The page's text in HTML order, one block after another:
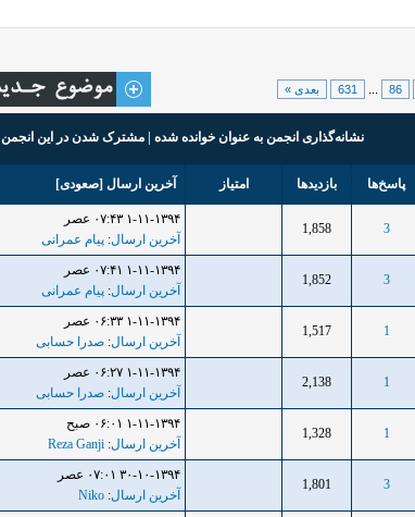
86
631 بعدی »
نشانه‌گذاری انجمن به عنوان خوانده شده مشترک شدن در این انجمن
پاسخ‌ها بازدید‌ها امتیاز آخرین ارسال [صعودی]
3
1,858
۱-۱۱-۱۳۹۴ ۰۷:۴۳ عصر
آخرین ارسال: پیام عمرانی
3
1,852
۱-۱۱-۱۳۹۴ ۰۷:۴۱ عصر
آخرین ارسال: پیام عمرانی
1
1,517
۱-۱۱-۱۳۹۴ ۰۶:۳۳ عصر
آخرین ارسال: صدرا حسابی
1
2,138
۱-۱۱-۱۳۹۴ ۰۶:۲۷ عصر
آخرین ارسال: صدرا حسابی
1
1,328
۱-۱۱-۱۳۹۴ ۰۶:۰۱ صبح
آخرین ارسال:
Reza Ganji
3
1,801
۳۰-۱۰-۱۳۹۴ ۰۷:۰۱ عصر
آخرین ارسال:
Niko